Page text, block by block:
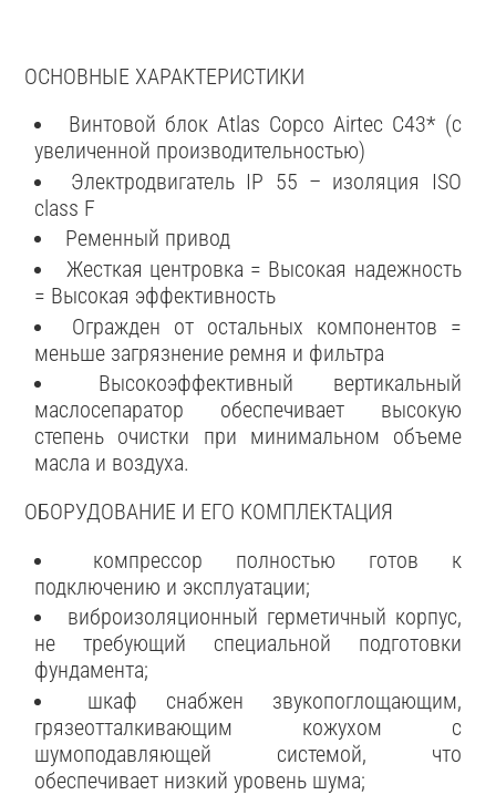
ОСНОВНЫЕ ХАРАКТЕРИСТИКИ
Винтовой блок Atlas Copco Airtec С43* (с
увеличенной производительностью)
Электродвигатель IP 55 – изоляция ISO
class F
Ременный привод
Жесткая центровка = Высокая надежность
= Высокая эффективность
Огражден от остальных компонентов =
меньше загрязнение ремня и фильтра
Высокоэффективный вертикальный
маслосепаратор обеспечивает высокую
степень очистки при минимальном объеме
масла и воздуха.
ОБОРУДОВАНИЕ И ЕГО КОМПЛЕКТАЦИЯ
компрессор полностью готов к
подключению и эксплуатации;
виброизоляционный герметичный корпус,
не требующий специальной подготовки
фундамента;
шкаф снабжен звукопоглощающим,
грязеотталкивающим кожухом с
шумоподавляющей системой, что
обеспечивает низкий уровень шума;